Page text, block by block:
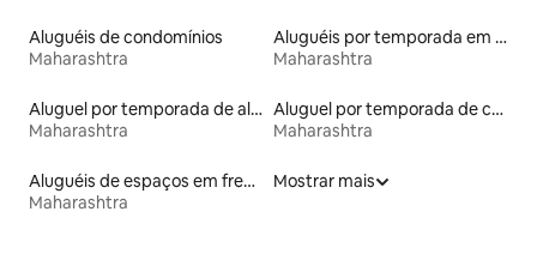
Aluguéis de condomínios
Maharashtra
Aluguéis por temporada em hotéis-fazenda
Maharashtra
Aluguel por temporada de alojamentos ecológicos
Maharashtra
Aluguel por temporada de casas de veraneio
Maharashtra
Aluguéis de espaços em frente à praia
Maharashtra
Mostrar mais